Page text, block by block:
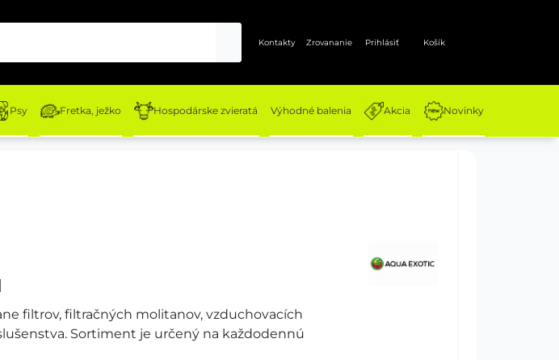
Kontakty Zrovananie Prihlásiť Košík
Psy Fretka, ježko Hospodárske zvieratá Výhodné balenia Akcia Novinky
filtrov, filtračných molitanov, vzduchovacích
Sortiment je určený na každodennú